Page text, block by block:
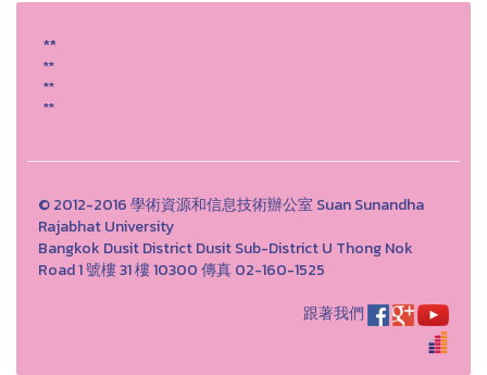
**
**
**
**
© 2012-2016 學術資源和信息技術辦公室 Suan Sunandha
Rajabhat University
Bangkok Dusit District Dusit Sub-District U Thong Nok
Road 1 號樓 31 樓 10300 傳真 02-160-1525
跟著我們